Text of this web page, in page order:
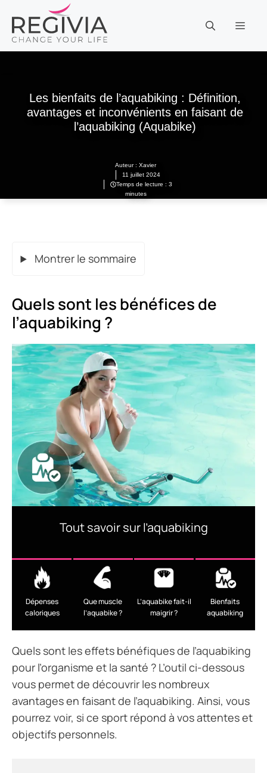
contenu
Les bienfaits de l’aquabiking : Définition,
avantages et inconvénients en faisant de
l’aquabiking (Aquabike)
Auteur : Xavier
11 juillet 2024
Temps de lecture : 3
minutes
Montrer le sommaire
Quels sont les bénéfices de
l’aquabiking ?
Tout savoir sur l’aquabiking
Dépenses
caloriques
Que muscle
l’aquabike ?
L’aquabike fait-il
maigrir ?
Bienfaits
aquabiking
Quels sont les effets bénéfiques de l’aquabiking
pour l’organisme et la santé ? L’outil ci-dessous
vous permet de découvrir les nombreux
avantages en faisant de l’aquabiking. Ainsi, vous
pourrez voir, si ce sport répond à vos attentes et
objectifs personnels.